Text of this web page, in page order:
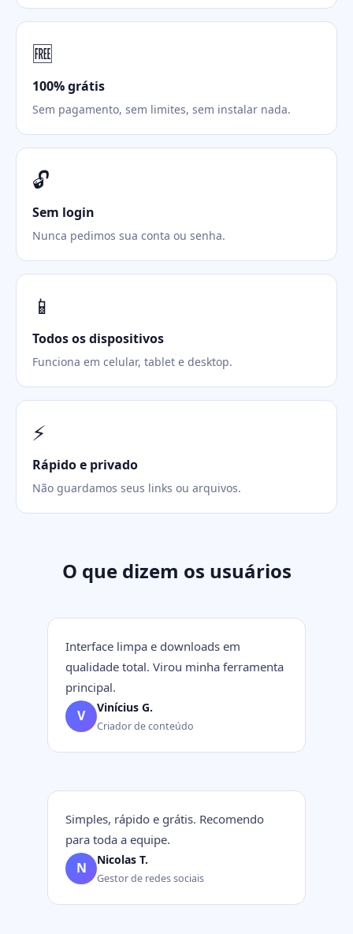
🆓
100% grátis
Sem pagamento, sem limites, sem instalar nada.
🔓
Sem login
Nunca pedimos sua conta ou senha.
📱
Todos os dispositivos
Funciona em celular, tablet e desktop.
⚡
Rápido e privado
Não guardamos seus links ou arquivos.
O que dizem os usuários
Interface limpa e downloads em
qualidade total. Virou minha ferramenta
principal.
V Vinícius G.
Criador de conteúdo
Simples, rápido e grátis. Recomendo
para toda a equipe.
N Nicolas T.
Gestor de redes sociais